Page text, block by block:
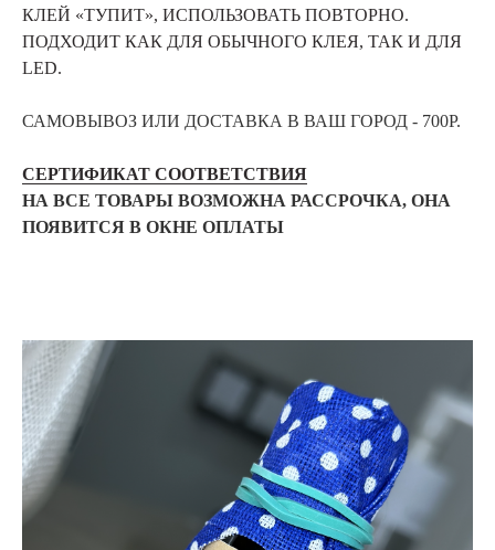
КЛЕЙ «ТУПИТ», ИСПОЛЬЗОВАТЬ ПОВТОРНО.
ПОДХОДИТ КАК ДЛЯ ОБЫЧНОГО КЛЕЯ, ТАК И ДЛЯ
LED.
САМОВЫВОЗ ИЛИ ДОСТАВКА В ВАШ ГОРОД - 700Р.
СЕРТИФИКАТ СООТВЕТСТВИЯ
НА ВСЕ ТОВАРЫ ВОЗМОЖНА РАССРОЧКА, ОНА
ПОЯВИТСЯ В ОКНЕ ОПЛАТЫ